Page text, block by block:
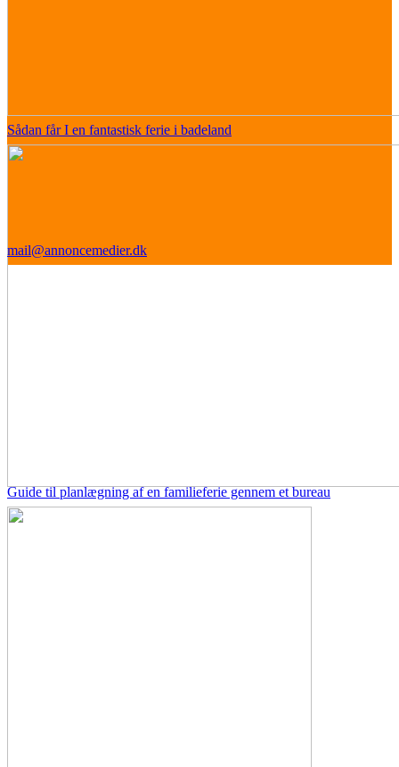
Sådan får I en fantastisk ferie i badeland
Guide til planlægning af en familieferie gennem et bureau
mail@annoncemedier.dk